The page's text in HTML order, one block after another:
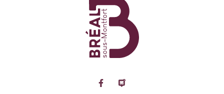
Lien vers le compte Facebook
Lien vers la page